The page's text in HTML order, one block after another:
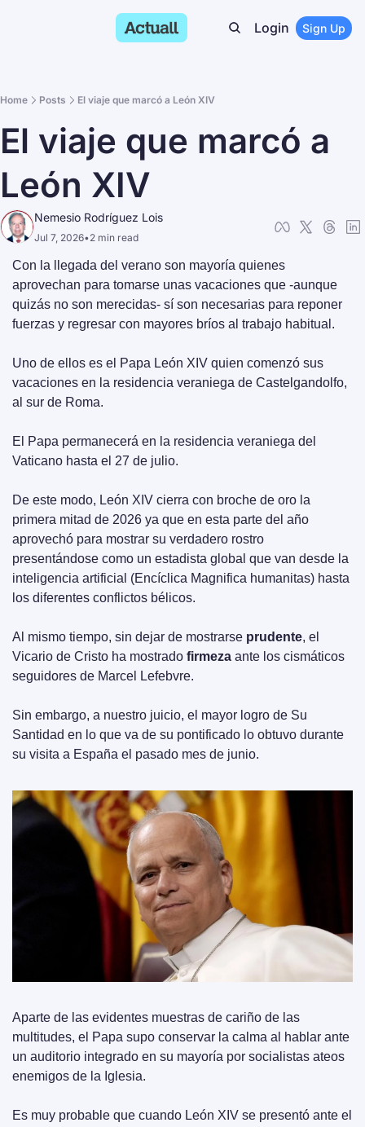
Login Sign Up
Home Posts El viaje que marcó a León XIV
El viaje que marcó a
León XIV
Nemesio Rodríguez Lois
Jul 7, 2026•2 min read
Con la llegada del verano son mayoría quienes
aprovechan para tomarse unas vacaciones que -aunque
quizás no son merecidas- sí son necesarias para reponer
fuerzas y regresar con mayores bríos al trabajo habitual.
Uno de ellos es el Papa León XIV quien comenzó sus
vacaciones en la residencia veraniega de Castelgandolfo,
al sur de Roma.
El Papa permanecerá en la residencia veraniega del
Vaticano hasta el 27 de julio.
De este modo, León XIV cierra con broche de oro la
primera mitad de 2026 ya que en esta parte del año
aprovechó para mostrar su verdadero rostro
presentándose como un estadista global que van desde la
inteligencia artificial (Encíclica Magnifica humanitas) hasta
los diferentes conflictos bélicos.
Al mismo tiempo, sin dejar de mostrarse prudente, el
Vicario de Cristo ha mostrado firmeza ante los cismáticos
seguidores de Marcel Lefebvre.
Sin embargo, a nuestro juicio, el mayor logro de Su
Santidad en lo que va de su pontificado lo obtuvo durante
su visita a España el pasado mes de junio.
Aparte de las evidentes muestras de cariño de las
multitudes, el Papa supo conservar la calma al hablar ante
un auditorio integrado en su mayoría por socialistas ateos
enemigos de la Iglesia.